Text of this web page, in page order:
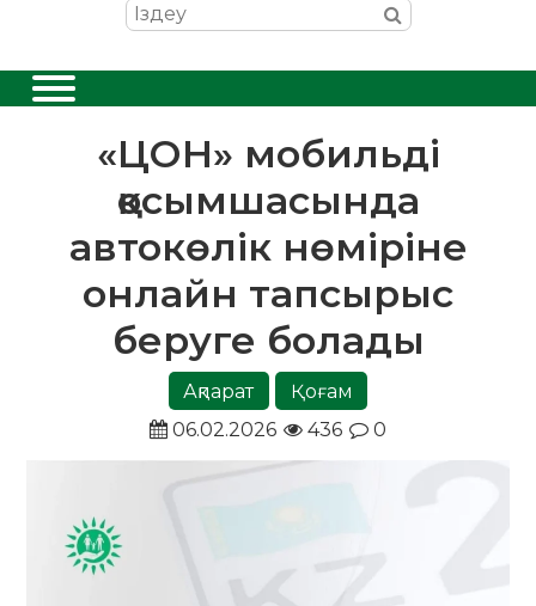
«ЦОН» мобильді
қосымшасында
автокөлік нөміріне
онлайн тапсырыс
беруге болады
Ақпарат
Қоғам
06.02.2026
436 0